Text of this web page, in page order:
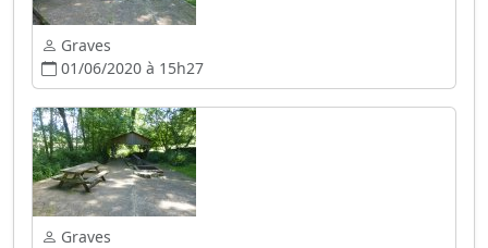
Graves
01/06/2020 à 15h27
Graves